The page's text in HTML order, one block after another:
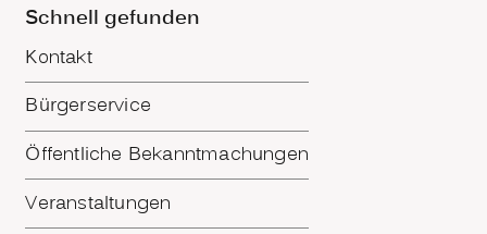
Schnell gefunden
Kontakt
Bürgerservice
Öffentliche Bekanntmachungen
Veranstaltungen